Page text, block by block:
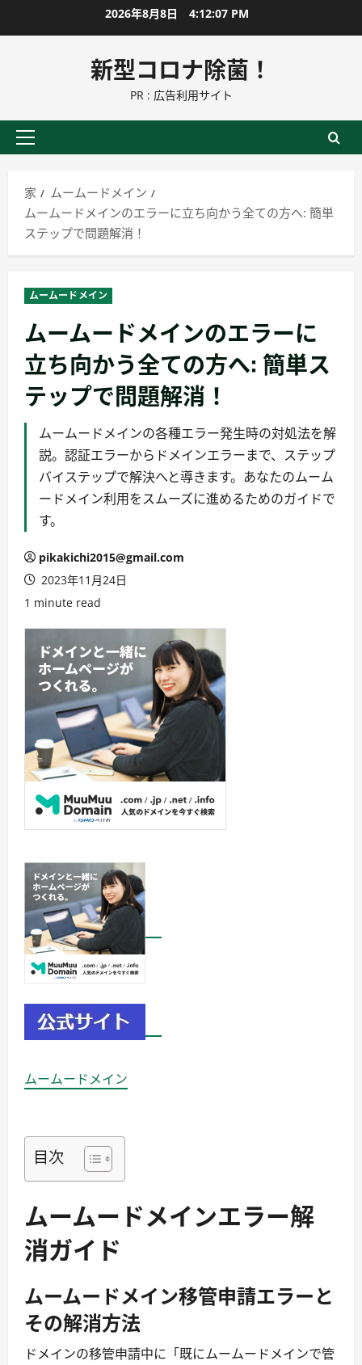
ン
に
2026年8月8日 4:12:09 PM
新型コロナ除菌！
PR : 広告利用サイト
プ
イ
マ
リ
ニ
ュ
ー
家
ムームードメイン
ムームードメインのエラーに立ち向かう全ての方へ: 簡単
ステップで問題解消！
ムームードメイン
ムームードメインのエラーに
立ち向かう全ての方へ: 簡単ス
テップで問題解消！
ムームードメインの各種エラー発生時の対処法を解
説。認証エラーからドメインエラーまで、ステップ
バイステップで解決へと導きます。あなたのムーム
ードメイン利用をスムーズに進めるためのガイドで
す。
pikakichi2015@gmail.com
2023年11月24日
1 minute read
ムームードメイン
目次
ムームードメインエラー解
消ガイド
ムームードメイン移管申請エラーと
その解消方法
ドメインの移管申請中に「既にムームードメインで管